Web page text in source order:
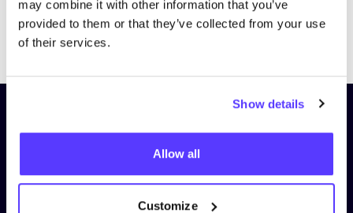
may combine it with other information that you’ve
provided to them or that they’ve collected from your use
of their services.
Show details
Allow all
Customize
PreviousNext
en blijf op de hoogte!
Voornaam*